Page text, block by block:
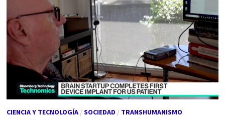
CIENCIA Y TECNOLOGÍA/ SOCIEDAD / TRANSHUMANISMO